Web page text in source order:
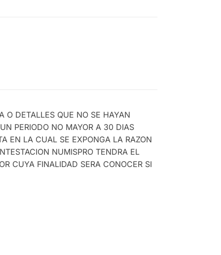
O DETALLES QUE NO SE HAYAN
PERIODO NO MAYOR A 30 DIAS
EN LA CUAL SE EXPONGA LA RAZON
NUMISPRO TENDRA EL
CUYA FINALIDAD SERA CONOCER SI